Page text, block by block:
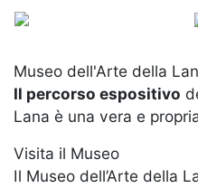
Salta
principale
Museo dell'Arte della
Il percorso espositivo
Lana è una vera e
Visita il Museo
Il Museo dell’Arte della